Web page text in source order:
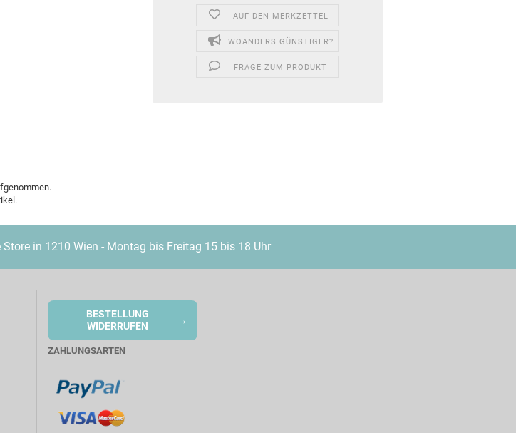
AUF DEN MERKZETTEL
WOANDERS GÜNSTIGER?
FRAGE ZUM PRODUKT
Store in 1210 Wien - Montag bis Freitag 15 bis 18 Uhr
BESTELLUNG
WIDERRUFEN
→
ZAHLUNGSARTEN